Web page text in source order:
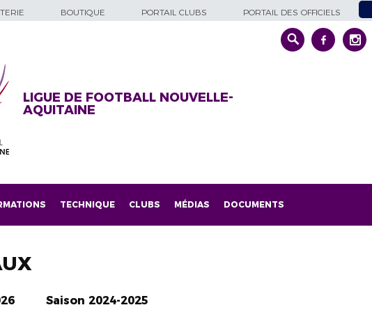
BOUTIQUE PORTAIL CLUBS PORTAIL DES OFFICIELS
LIGUE DE FOOTBALL NOUVELLE-
AQUITAINE
TECHNIQUE CLUBS MÉDIAS DOCUMENTS
Saison 2024-2025